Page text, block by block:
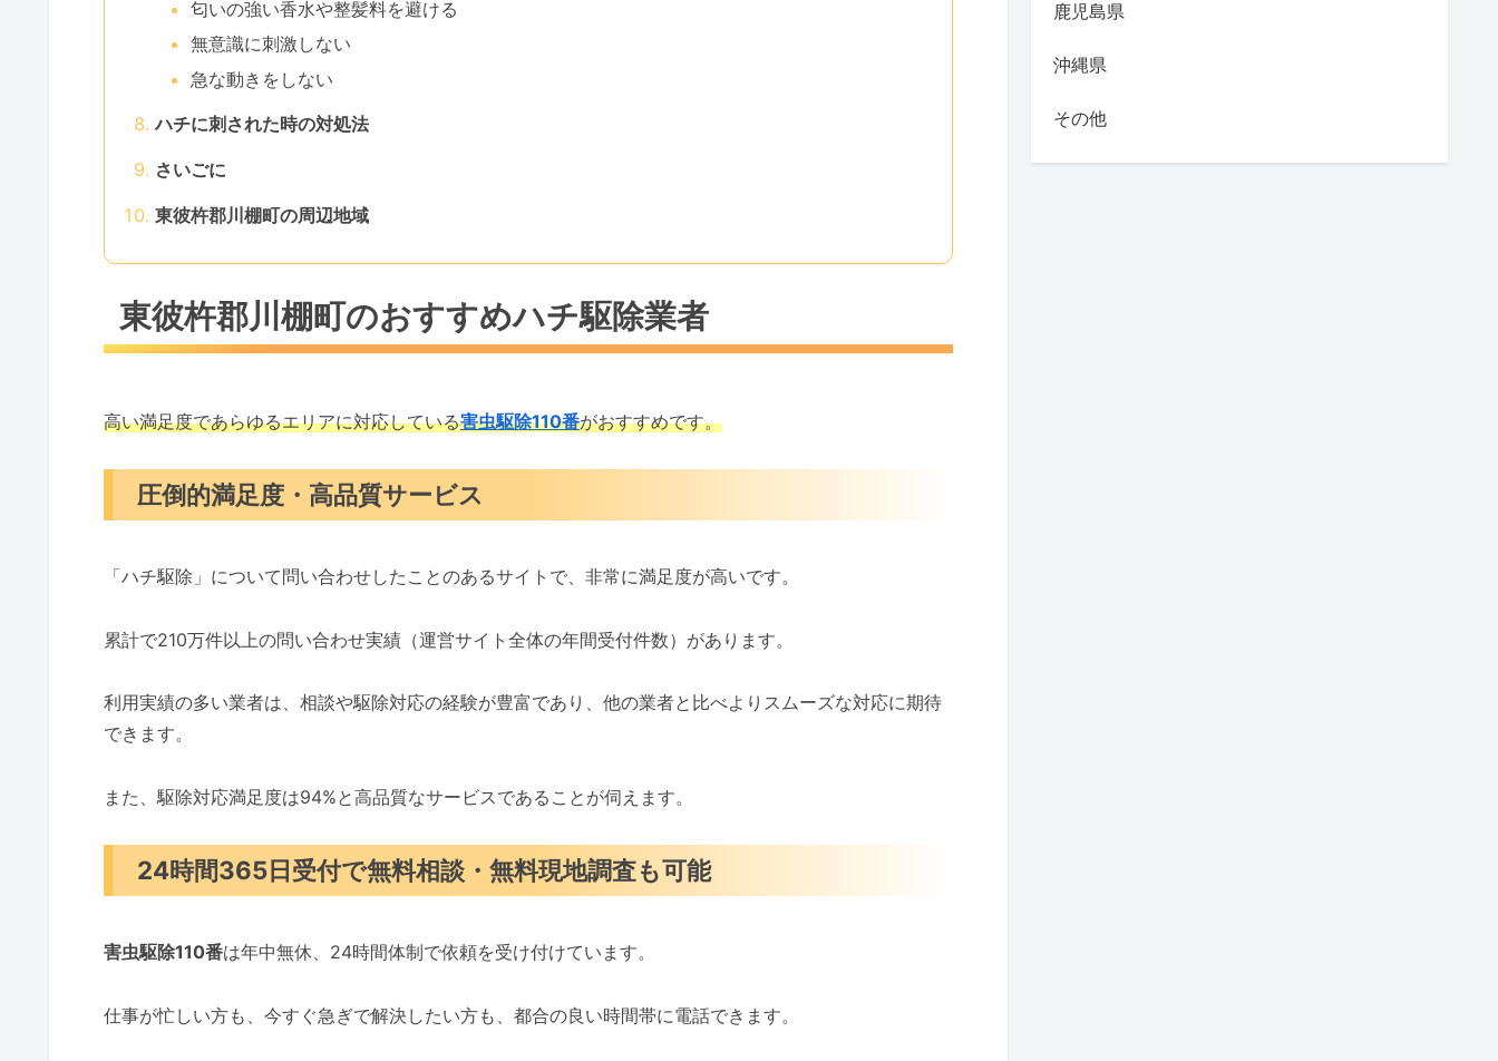
匂いの強い香水や整髪料を避ける
無意識に刺激しない
急な動きをしない
ハチに刺された時の対処法
さいごに
東彼杵郡川棚町の周辺地域
東彼杵郡川棚町のおすすめハチ駆除業者
高い満足度であらゆるエリアに対応している害虫駆除110番がおすすめです。
圧倒的満足度・高品質サービス
「ハチ駆除」について問い合わせしたことのあるサイトで、非常に満足度が高いです。
累計で210万件以上の問い合わせ実績（運営サイト全体の年間受付件数）があります。
利用実績の多い業者は、相談や駆除対応の経験が豊富であり、他の業者と比べよりスムーズな対応に期待
できます。
また、駆除対応満足度は94%と高品質なサービスであることが伺えます。
24時間365日受付で無料相談・無料現地調査も可能
害虫駆除110番は年中無休、24時間体制で依頼を受け付けています。
仕事が忙しい方も、今すぐ急ぎで解決したい方も、都合の良い時間帯に電話できます。
鹿児島県
沖縄県
その他